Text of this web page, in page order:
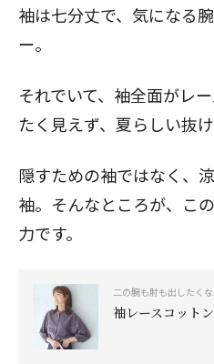
袖は七分丈で、気になる
ー。
それでいて、袖全面がレ
たく見えず、夏らしい抜
隠すための袖ではなく、
袖。そんなところが、こ
力です。
二の腕も肘も出したく
袖レースコット